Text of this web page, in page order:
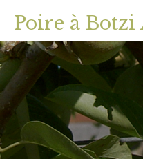
Poire à Botzi